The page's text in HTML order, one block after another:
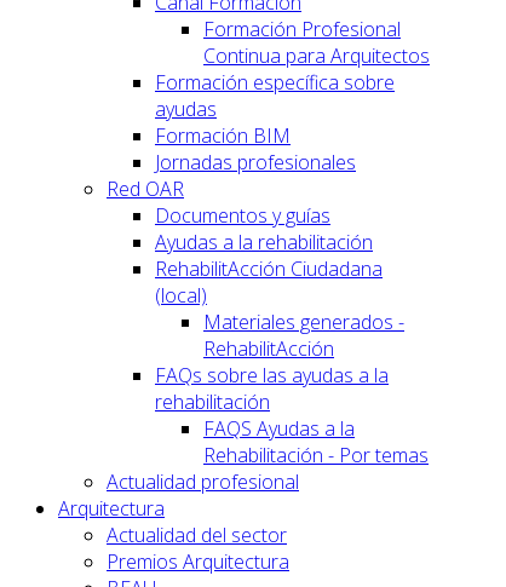
Formación Profesional
Continua para Arquitectos
Formación específica sobre
ayudas
Formación BIM
Jornadas profesionales
Red OAR
Documentos y guías
Ayudas a la rehabilitación
RehabilitAcción Ciudadana
(local)
Materiales generados -
RehabilitAcción
FAQs sobre las ayudas a la
rehabilitación
FAQS Ayudas a la
Rehabilitación - Por temas
Actualidad profesional
Arquitectura
Actualidad del sector
Premios Arquitectura